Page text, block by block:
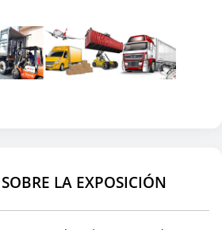
LA EXPOSICIÓN